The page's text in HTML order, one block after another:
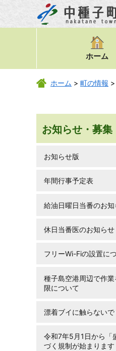
ホーム
ホーム > 町の情報 >
お知らせ・募集
お知らせ版
年間行事予定表
給油日曜日当番のお
休日当番医のお知らせ
フリーWi-Fiの設置に
種子島空港周辺で作
限について
漂着ブイに触らない
令和7年5月1日から「
づく規制が始まります